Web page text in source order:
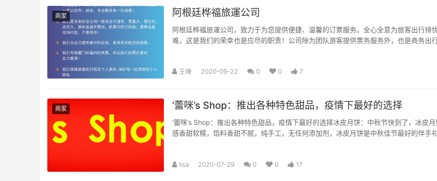
商家 阿根廷桦福旅運公司
阿根廷桦福旅運公司，致力于为您提供便捷、温馨的订票服务。全心全意为旅客出行排
难，这是我们的荣幸也是应尽的职责！公司除为团队游客提供票务服务外，也是商务出
王峰 2020-09-22 0 0 7
商家 ‘蕾咪’s Shop：推出各种特色甜品，疫情下最好的选择
‘蕾咪’s Shop：推出各种特色甜品，疫情下最好的选择冰皮月饼：中秋节快到了，冰皮月
感香甜软糯，馅料香甜不腻，纯手工，无任何添加剂，冰皮月饼是中秋佳节最好的伴手
lisa 2020-07-29 0 0 17